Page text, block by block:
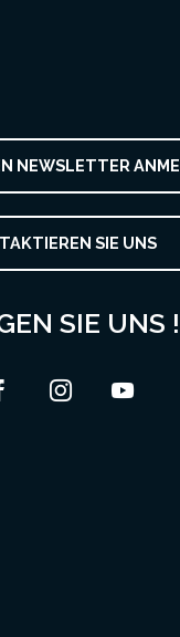
NEWSLETTER
SIE UNS
SIE UNS !